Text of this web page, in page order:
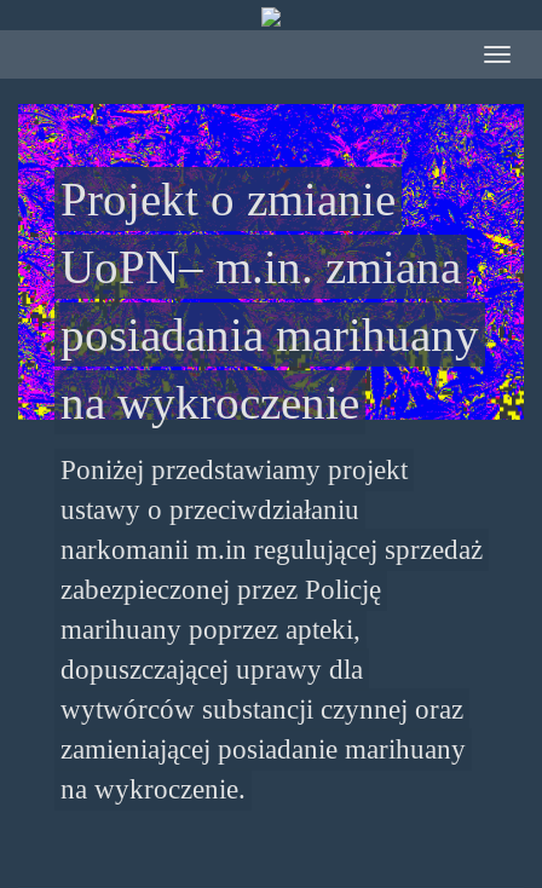
treści
Toggle
Projekt o zmianie
UoPN– m.in. zmiana
posiadania marihuany
na wykroczenie
Poniżej przedstawiamy projekt
ustawy o przeciwdziałaniu
narkomanii m.in regulującej sprzedaż
zabezpieczonej przez Policję
marihuany poprzez apteki,
dopuszczającej uprawy dla
wytwórców substancji czynnej oraz
zamieniającej posiadanie marihuany
na wykroczenie.